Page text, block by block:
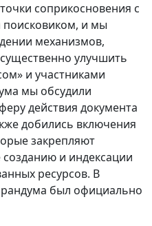
соприкосновения с
и мы
механизмов,
улучшить
и участниками
мы обсудили
действия документа
добились включения
закрепляют
и индексации
ресурсов. В
был официально